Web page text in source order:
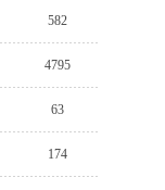
582
4795
63
174